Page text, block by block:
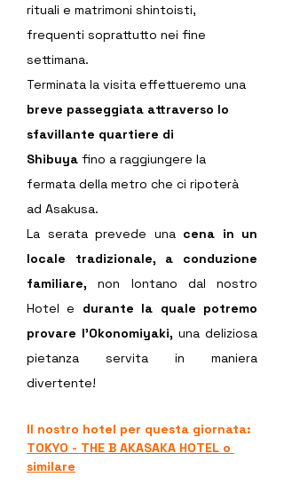
rituali e matrimoni shintoisti,
frequenti soprattutto nei fine
settimana.
Terminata la visita effettueremo una
breve passeggiata attraverso lo
sfavillante quartiere di
Shibuya fino a raggiungere la
fermata della metro che ci ripoterà
ad Asakusa.
La serata prevede una cena in un
locale tradizionale, a conduzione
familiare, non lontano dal nostro
Hotel e durante la quale potremo
provare l'Okonomiyaki, una deliziosa
pietanza servita in maniera
divertente!
Il nostro hotel per questa giornata:
TOKYO - THE B AKASAKA HOTEL o
similare